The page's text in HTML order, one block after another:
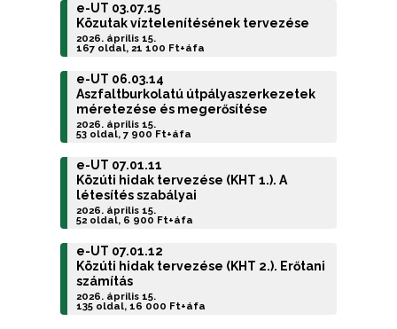
e-UT 03.07.15
Közutak víztelenítésének tervezése
2026. április 15.
167 oldal, 21 100 Ft+áfa
e-UT 06.03.14
Aszfaltburkolatú útpályaszerkezetek
méretezése és megerősítése
2026. április 15.
53 oldal, 7 900 Ft+áfa
e-UT 07.01.11
Közúti hidak tervezése (KHT 1.). A
létesítés szabályai
2026. április 15.
52 oldal, 6 900 Ft+áfa
e-UT 07.01.12
Közúti hidak tervezése (KHT 2.). Erőtani
számítás
2026. április 15.
135 oldal, 16 000 Ft+áfa